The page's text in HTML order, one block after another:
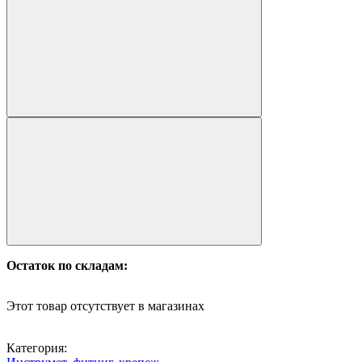
Остаток по складам:
Этот товар отсутствует в магазинах
Категория: